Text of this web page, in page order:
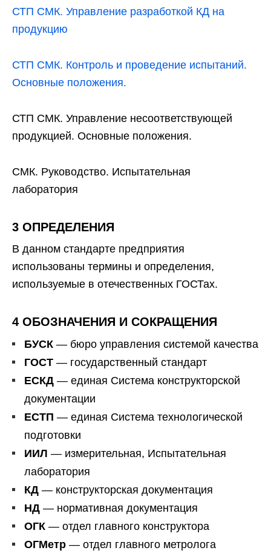
СТП СМК. Управление разработкой КД на
продукцию
СТП СМК. Контроль и проведение испытаний.
Основные положения.
СТП СМК. Управление несоответствующей
продукцией. Основные положения.
СМК. Руководство. Испытательная
лаборатория
3 ОПРЕДЕЛЕНИЯ
B данном стандарте предприятия
использованы термины и определения,
используемые в отечественных ГОСТах.
4 ОБОЗНАЧЕНИЯ И СОКРАЩЕНИЯ
БУСК — бюро управления системой качества
ГОСТ — государственный стандарт
ЕСКД — единая Система конструкторской
документации
ЕСТП — единая Система технологической
подготовки
ИИЛ — измерительная, Испытательная
лаборатория
КД — конструкторская документация
НД — нормативная документация
ОГК — отдел главного конструктора
ОГМетр — отдел главного метролога